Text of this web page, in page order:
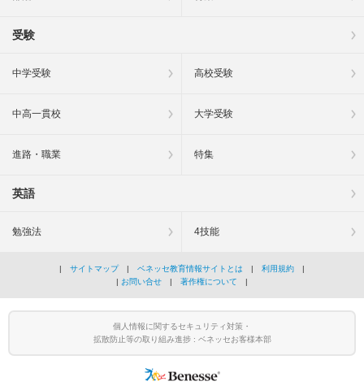
受験
中学受験 高校受験
中高一貫校 大学受験
進路・職業 特集
英語
勉強法 4技能
| サイトマップ| ベネッセ教育情報サイトとは | 利用規約 |
| お問い合せ | 著作権について |
個人情報に関するセキュリティ対策・
拡散防止等の取り組み進捗 : ベネッセお客様本部